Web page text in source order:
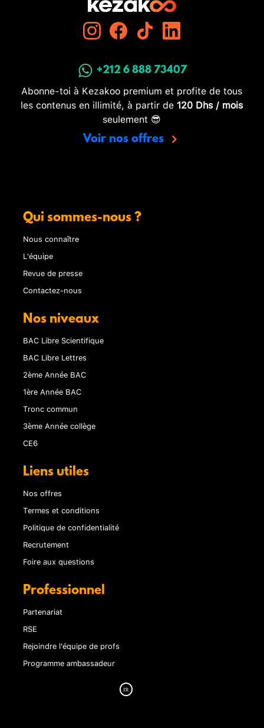
+212 6 888 73407
Abonne-toi à Kezakoo premium et profite de tous
les contenus en illimité, à partir de 120 Dhs / mois
seulement 😎
Voir nos offres
Qui sommes-nous ?
Nous connaître
L'équipe
Revue de presse
Contactez-nous
Nos niveaux
BAC Libre Scientifique
BAC Libre Lettres
2ème Année BAC
1ère Année BAC
Tronc commun
3ème Année collège
CE6
Liens utiles
Nos offres
Termes et conditions
Politique de confidentialité
Recrutement
Foire aux questions
Professionnel
Partenariat
RSE
Rejoindre l'équipe de profs
Programme ambassadeur